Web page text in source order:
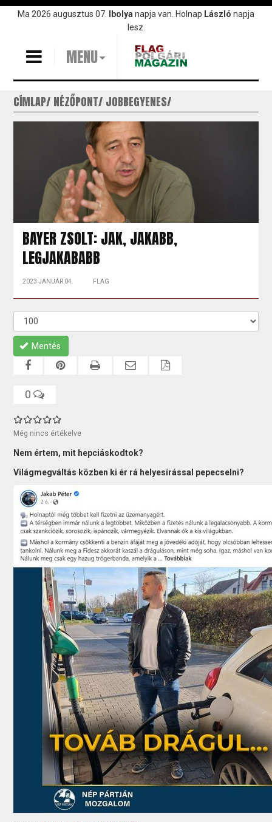
UgrásMa 2026 augusztus 07. Ibolya napja van. Holnap László napja
lesz.
MENU
CÍMLAP NÉZŐPONT JOBBEGYENES
BAYER ZSOLT: JAK, JAKABB,
LEGJAKABABB
2023 JANUÁR 04. FLAG
Mentés
0
Még nincs értékelve
Nem értem, mit hepciáskodtok?
Világmegváltás közben ki ér rá helyesírással pepecselni?